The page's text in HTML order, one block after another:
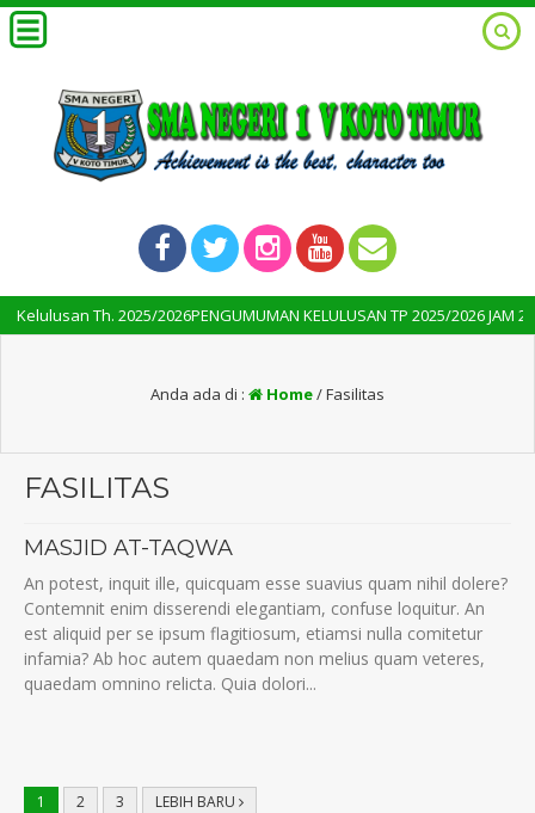
Th. 2025/2026PENGUMUMAN KELULUSAN TP 2025/2026 JAM 21.00
Anda ada di : Home/Fasilitas
FASILITAS
MASJID AT-TAQWA
An potest, inquit ille, quicquam esse suavius quam nihil dolere?
Contemnit enim disserendi elegantiam, confuse loquitur. An
est aliquid per se ipsum flagitiosum, etiamsi nulla comitetur
infamia? Ab hoc autem quaedam non melius quam veteres,
quaedam omnino relicta. Quia dolori...
1 2 3 LEBIH BARU